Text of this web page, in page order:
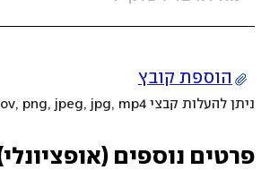
הוספת קובץ
ניתן להעלות קבצי mov, png, jpeg, jpg, mp4 עד 200MB
פרטים נוספים